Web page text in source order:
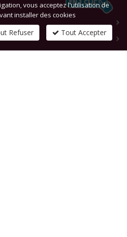
vous acceptez l'utilisation de
installer des cookies
Refuser Tout Accepter